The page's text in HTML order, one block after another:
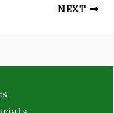
NEXT